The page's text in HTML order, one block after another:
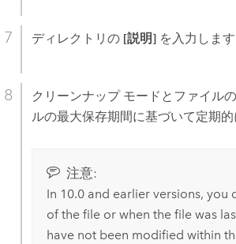
ディレクトリの [説明] を入力します
クリーンナップ モードとファイル
ルの最大保存期間に基づいて定期
注意:
In 10.0 and earlier versions,
of the file or when the file was
have not been modified within